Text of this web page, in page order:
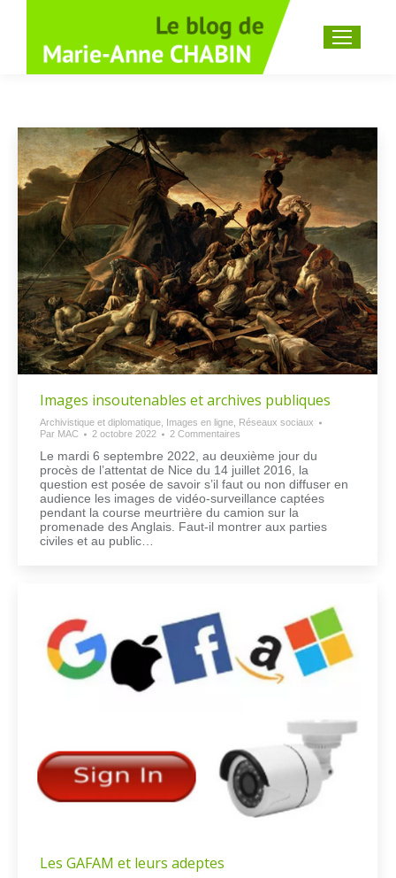
Recherche
Images insoutenables et archives publiques
Archivistique et diplomatique Images en ligne Réseaux sociaux
Par MAC 2 octobre 2022 2 Commentaires
Le mardi 6 septembre 2022, au deuxième jour du
procès de l’attentat de Nice du 14 juillet 2016, la
question est posée de savoir s’il faut ou non diffuser en
audience les images de vidéo-surveillance captées
pendant la course meurtrière du camion sur la
promenade des Anglais. Faut-il montrer aux parties
civiles et au public…
Les GAFAM et leurs adeptes